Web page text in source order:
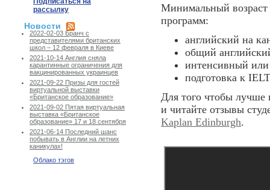
рассылку
Новости
2022-02-03 Бранч с
представителями британских
школ – 12 февраля в Киеве
2021-10-14 Англия сняла
карантинные ограничения для
вакцинированных украинцев
2021-09-22 Призы для гостей
виртуальной выставки
«Британское образование»
2021-09-02 Пятая виртуальная
выставка «Британское
образование» 17 и 18 сентября
2021-06-14 Последний шанс
побывать в Англии на летних
каникулах!
Облако тэгов
Минимальный
программ:
английский на
общий
интенсивный
подготовка к
Для того чтобы лучше
и читайте отзывы
Kaplan Edinburgh.